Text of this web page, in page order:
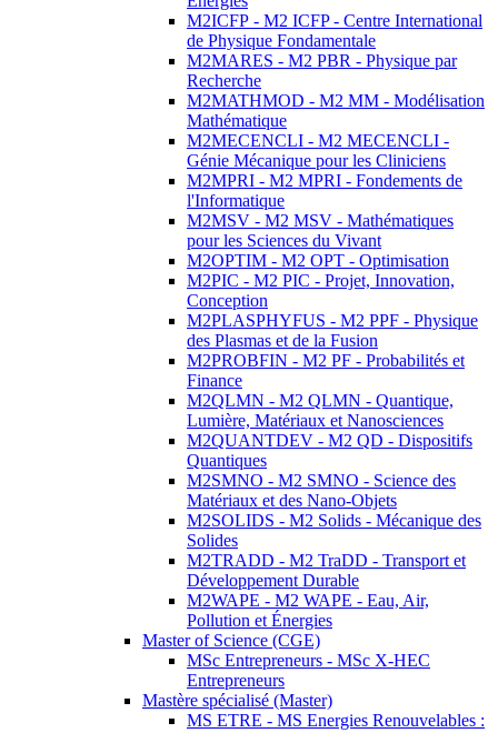
M2ICFP - M2 ICFP - Centre International
de Physique Fondamentale
M2MARES - M2 PBR - Physique par
Recherche
M2MATHMOD - M2 MM - Modélisation
Mathématique
M2MECENCLI - M2 MECENCLI -
Génie Mécanique pour les Cliniciens
M2MPRI - M2 MPRI - Fondements de
l'Informatique
M2MSV - M2 MSV - Mathématiques
pour les Sciences du Vivant
M2OPTIM - M2 OPT - Optimisation
M2PIC - M2 PIC - Projet, Innovation,
Conception
M2PLASPHYFUS - M2 PPF - Physique
des Plasmas et de la Fusion
M2PROBFIN - M2 PF - Probabilités et
Finance
M2QLMN - M2 QLMN - Quantique,
Lumière, Matériaux et Nanosciences
M2QUANTDEV - M2 QD - Dispositifs
Quantiques
M2SMNO - M2 SMNO - Science des
Matériaux et des Nano-Objets
M2SOLIDS - M2 Solids - Mécanique des
Solides
M2TRADD - M2 TraDD - Transport et
Développement Durable
M2WAPE - M2 WAPE - Eau, Air,
Pollution et Énergies
Master of Science (CGE)
MSc Entrepreneurs - MSc X-HEC
Entrepreneurs
Mastère spécialisé (Master)
MS ETRE - MS Energies Renouvelables :